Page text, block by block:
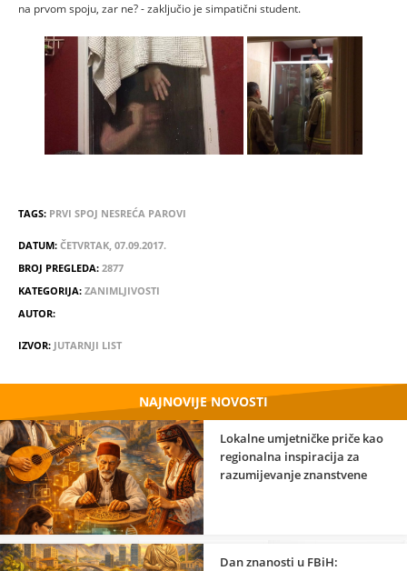
na prvom spoju, zar ne? - zaključio je simpatični student.
TAGS: PRVI SPOJ NESREĆA PAROVI
DATUM: ČETVRTAK, 07.09.2017.
BROJ PREGLEDA: 2877
KATEGORIJA: ZANIMLJIVOSTI
AUTOR:
IZVOR: JUTARNJI LIST
NAJNOVIJE NOVOSTI
Lokalne umjetničke priče kao
regionalna inspiracija za
razumijevanje znanstvene
Dan znanosti u FBiH: